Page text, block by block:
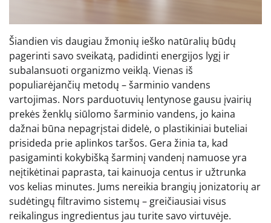
Šiandien vis daugiau žmonių ieško natūralių būdų
pagerinti savo sveikatą, padidinti energijos lygį ir
subalansuoti organizmo veiklą. Vienas iš
populiarėjančių metodų – šarminio vandens
vartojimas. Nors parduotuvių lentynose gausu įvairių
prekės ženklų siūlomo šarminio vandens, jo kaina
dažnai būna nepagrįstai didelė, o plastikiniai buteliai
prisideda prie aplinkos taršos. Gera žinia ta, kad
pasigaminti kokybišką šarminį vandenį namuose yra
neįtikėtinai paprasta, tai kainuoja centus ir užtrunka
vos kelias minutes. Jums nereikia brangių jonizatorių ar
sudėtingų filtravimo sistemų – greičiausiai visus
reikalingus ingredientus jau turite savo virtuvėje.